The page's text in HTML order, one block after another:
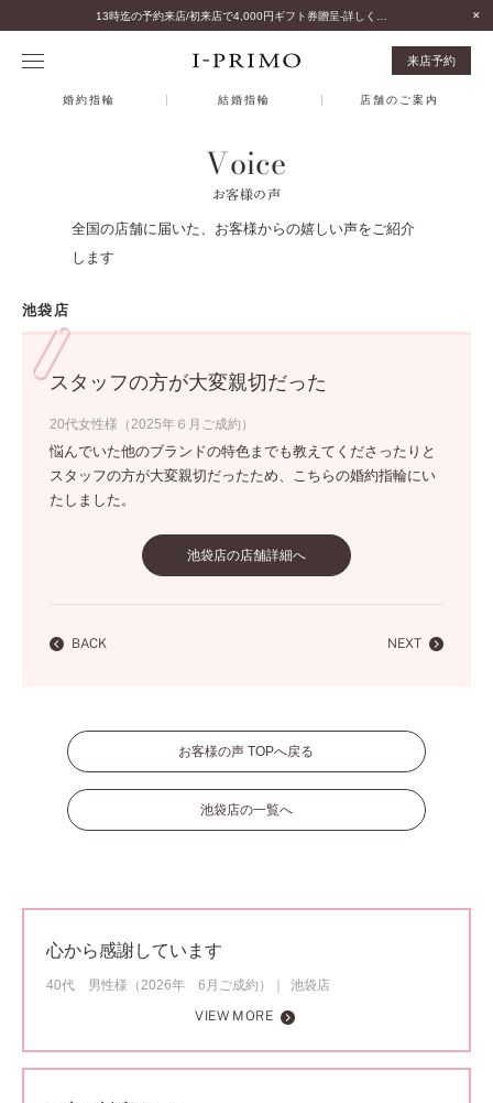
来店予約
婚約指輪 結婚指輪 店舗のご案内
Voice
お客様の声
全国の店舗に届いた、お客様からの嬉しい声をご紹介
します
池袋店
スタッフの方が大変親切だった
20代女性様（2025年６月ご成約）
悩んでいた他のブランドの特色までも教えてくださったりと
スタッフの方が大変親切だったため、こちらの婚約指輪にい
たしました。
池袋店の店舗詳細へ
BACK NEXT
お客様の声 TOPへ戻る
池袋店の一覧へ
心から感謝しています
40代 男性様（2026年 6月ご成約）
池袋店
VIEW MORE